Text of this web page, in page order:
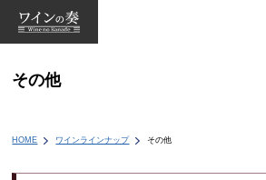
その他
HOME ワインラインナップ その他